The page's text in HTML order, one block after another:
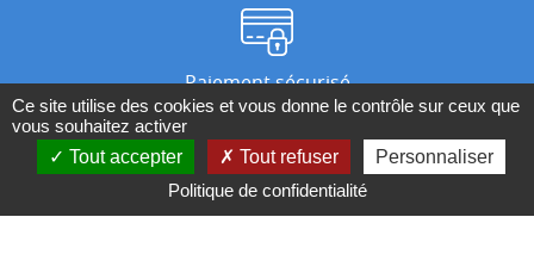
Paiement sécurisé
Nos magasins
Ce site utilise des cookies et vous donne le contrôle sur ceux que
vous souhaitez activer
Tout accepter
Tout refuser
Personnaliser
Politique de confidentialité